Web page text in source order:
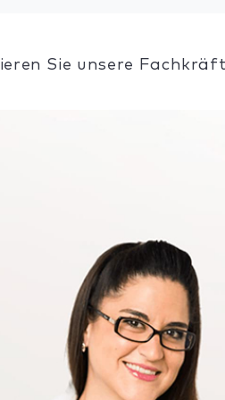
Sie unsere